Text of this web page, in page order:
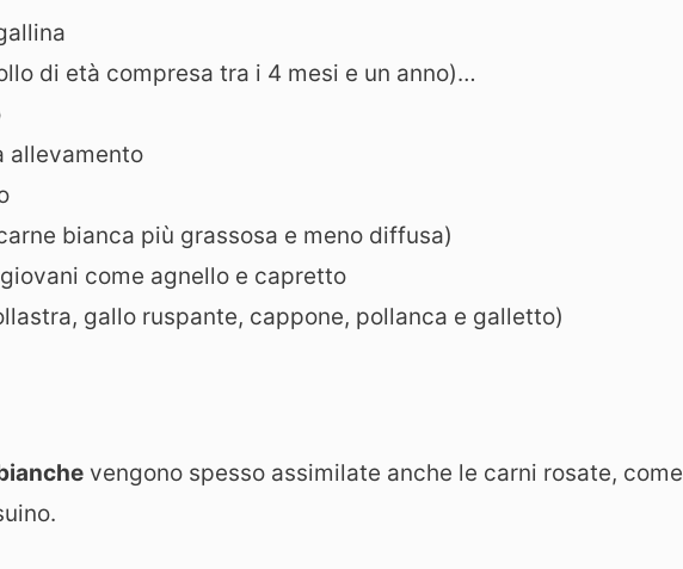
di età compresa tra i 4 mesi e un anno)…
allevamento
bianca più grassosa e meno diffusa)
come agnello e capretto
gallo ruspante, cappone, pollanca e galletto)
vengono spesso assimilate anche le carni rosate, come